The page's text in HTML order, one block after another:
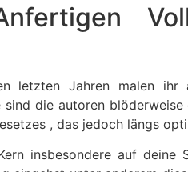
letzten Jahren malen
sind die autoren
, das jedoch längs
insbesondere auf deine